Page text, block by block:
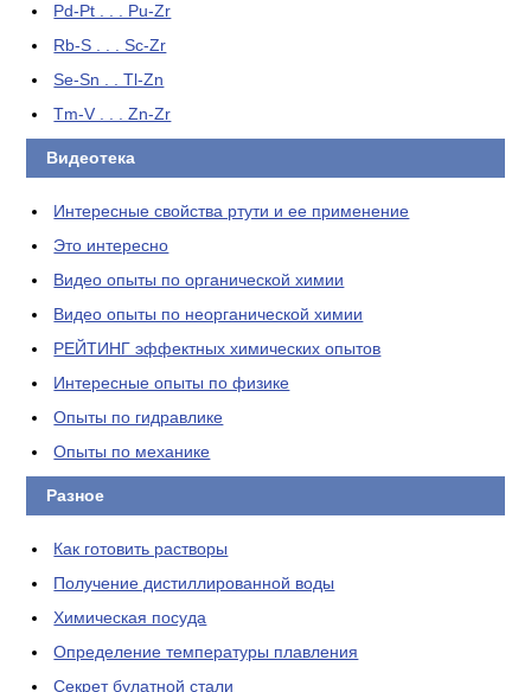
Pd-Pt . . . Pu-Zr
Rb-S . . . Sc-Zr
Se-Sn . . Tl-Zn
Tm-V . . . Zn-Zr
Видеотека
Интересные свойства ртути и ее применение
Это интересно
Видео опыты по органической химии
Видео опыты по неорганической химии
РЕЙТИНГ эффектных химических опытов
Интересные опыты по физике
Опыты по гидравлике
Опыты по механике
Разное
Как готовить растворы
Получение дистиллированной воды
Химическая посуда
Определение температуры плавления
Секрет булатной стали